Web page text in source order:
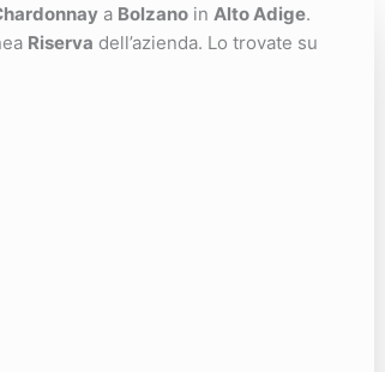
a Bolzano in Alto Adige.
Riserva dell’azienda. Lo trovate su